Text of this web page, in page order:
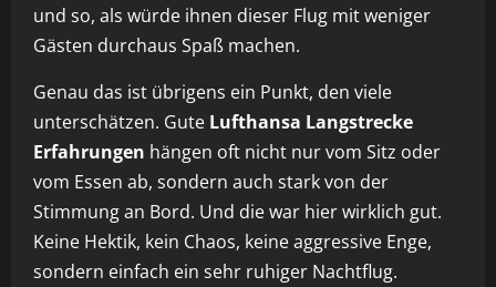
und so, als würde ihnen dieser Flug mit weniger
Gästen durchaus Spaß machen.
Genau das ist übrigens ein Punkt, den viele
unterschätzen. Gute Lufthansa Langstrecke
Erfahrungen hängen oft nicht nur vom Sitz oder
vom Essen ab, sondern auch stark von der
Stimmung an Bord. Und die war hier wirklich gut.
Keine Hektik, kein Chaos, keine aggressive Enge,
sondern einfach ein sehr ruhiger Nachtflug.